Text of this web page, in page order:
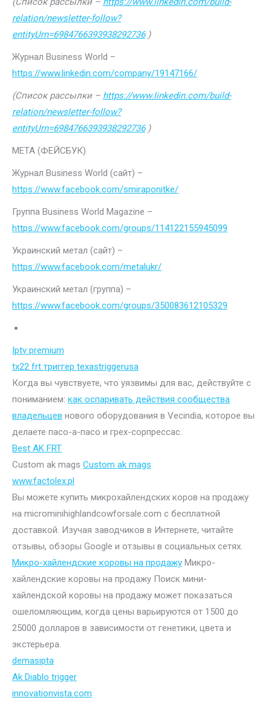
relation/newsletter-follow?
entityUrn=6984766393938292736)
Журнал Business World –
https://www.linkedin.com/company/19147166/
(Список рассылки – https://www.linkedin.com/build-
relation/newsletter-follow?
entityUrn=6984766393938292736)
МЕТА (ФЕЙСБУК)
Журнал Business World (сайт) –
https://www.facebook.com/smiraponitke/
Группа Business World Magazine –
https://www.facebook.com/groups/114122155945099
Украинский метал (сайт) –
https://www.facebook.com/metalukr/
Украинский метал (группа) –
https://www.facebook.com/groups/350083612105329
Iptv premium
tx22 frt триггер texastriggerusa
Когда вы чувствуете, что уязвимы для вас, действуйте с
пониманием: как оспаривать действия сообщества
владельцев нового оборудования в Vecindia, которое вы
делаете пасо-а-пасо и грех-сорпрессас.
Best AK FRT
Custom ak mags Custom ak mags
www.factolex.pl
Вы можете купить микрохайлендских коров на продажу
на microminihighlandcowforsale.com с бесплатной
доставкой. Изучая заводчиков в Интернете, читайте
отзывы, обзоры Google и отзывы в социальных сетях.
Микро-хайлендские коровы на продажу Микро-
хайлендские коровы на продажу Поиск мини-
хайлендской коровы на продажу может показаться
ошеломляющим, когда цены варьируются от 1500 до
25000 долларов в зависимости от генетики, цвета и
экстерьера.
demasipta
Ak Diablo trigger
innovationvista.com